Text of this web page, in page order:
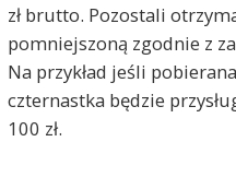
zł brutto. Pozostali
pomniejszoną zgodnie z
Na przykład jeśli
czternastka będzie
100 zł.